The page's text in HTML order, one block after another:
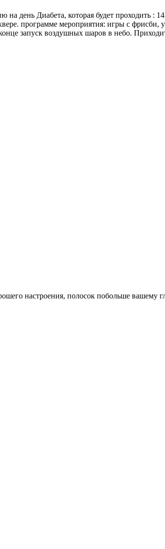
на день Диабета, которая будет проходить :
программе мероприятия: игры с фрисби,
запуск воздушных шаров в небо.
настроения, полосок побольше